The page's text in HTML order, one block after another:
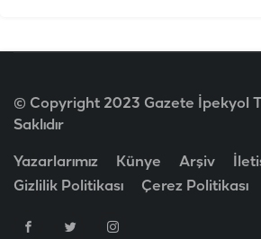
© Copyright 2023 Gazete İpekyol
Saklıdır
Yazarlarımız Künye Arşiv
Gizlilik Politikası
Çerez Politikası